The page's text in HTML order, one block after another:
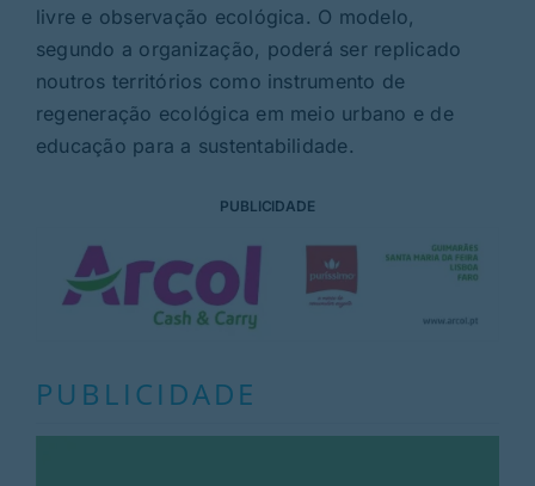
livre e observação ecológica. O modelo,
segundo a organização, poderá ser replicado
noutros territórios como instrumento de
regeneração ecológica em meio urbano e de
educação para a sustentabilidade.
PUBLICIDADE
PUBLICIDADE